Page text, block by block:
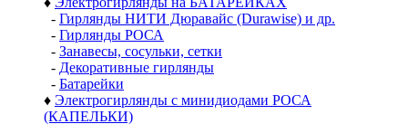
- Гирлянды НИТИ Дюравайс (Durawise) и др.
- Гирлянды РОСА
- Занавесы, сосульки, сетки
- Декоративные гирлянды
- Батарейки
♦ Электрогирлянды с минидиодами РОСА
(КАПЕЛЬКИ)